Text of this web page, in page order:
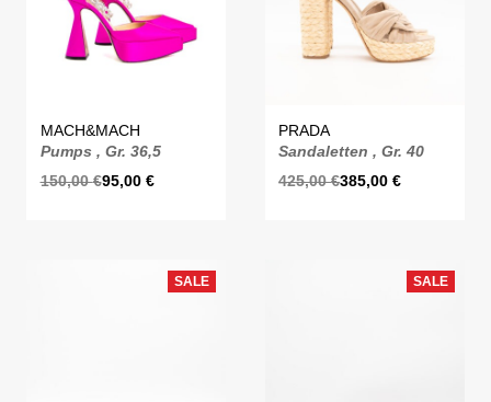
MACH&MACH
Pumps , Gr. 36,5
150,00€95,00 €
PRADA
Sandaletten , Gr. 40
425,00€385,00€
SALE SALE